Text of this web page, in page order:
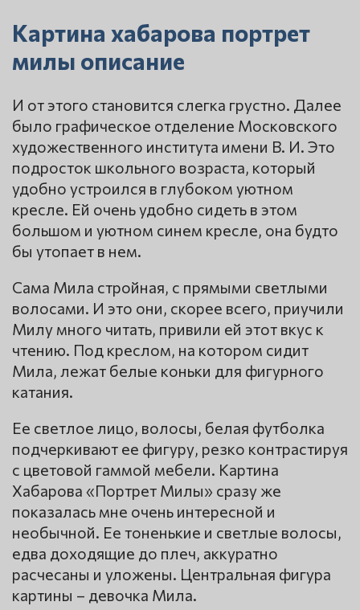
Картина хабарова портрет
милы описание
И от этого становится слегка грустно. Далее
было графическое отделение Московского
художественного института имени В. И. Это
подросток школьного возраста, который
удобно устроился в глубоком уютном
кресле. Ей очень удобно сидеть в этом
большом и уютном синем кресле, она будто
бы утопает в нем.
Сама Мила стройная, с прямыми светлыми
волосами. И это они, скорее всего, приучили
Милу много читать, привили ей этот вкус к
чтению. Под креслом, на котором сидит
Мила, лежат белые коньки для фигурного
катания.
Ее светлое лицо, волосы, белая футболка
подчеркивают ее фигуру, резко контрастируя
с цветовой гаммой мебели. Картина
Хабарова «Портрет Милы» сразу же
показалась мне очень интересной и
необычной. Ее тоненькие и светлые волосы,
едва доходящие до плеч, аккуратно
расчесаны и уложены. Центральная фигура
картины – девочка Мила.